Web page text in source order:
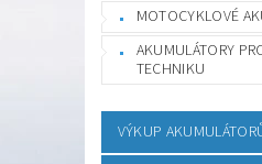
MOTOCYKLOVÉ
AKUMULÁTORY
TECHNIKU
VÝKUP